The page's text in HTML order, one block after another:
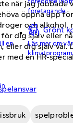
företagande.
en
Grönt
Läs mer om
klimatprogram.
när jag
öppna upp
och alkohol,
dig själv eller
eller dig själv
med en HR-